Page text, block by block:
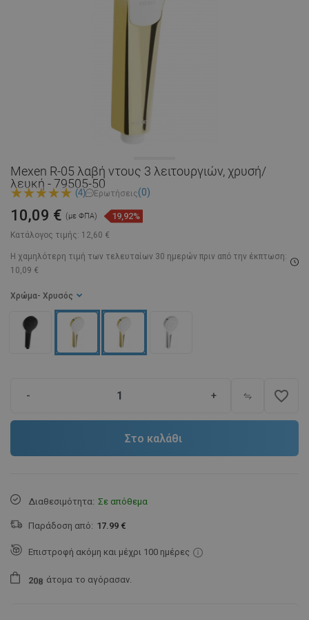
Mexen R-05 λαβή ντους 3 λειτουργιών, χρυσή/
λευκή - 79505-50
(4) Ερωτήσεις(0)
Κατάλογος τιμής: 12,60 €
10,09 € (με ΦΠΑ) 19,92%
Η χαμηλότερη τιμή των τελευταίων 30 ημερών πριν από την έκπτωση:
10,09 €
Χρώμα - Χρυσός
- + favorite_border
Στο καλάθι
Διαθεσιμότητα: Σε απόθεμα
Παράδοση από: 17.99 €
Επιστροφή ακόμη και μέχρι 100 ημέρες
208 άτομα το αγόρασαν.